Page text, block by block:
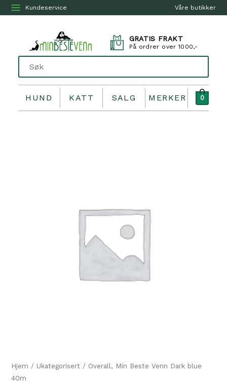
Våre butikker
Kundeservice
GRATIS FRAKT
På ordrer over 1000,-
HUND KATT SALG MERKER 0
Hjem / Ukategorisert / Overall, Min Beste Venn Dark blue
40m